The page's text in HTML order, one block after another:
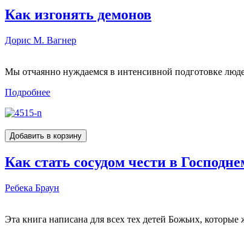
Как изгонять демонов
Дорис М. Вагнер
Мы отчаянно нуждаемся в интенсивной подготовке
Подробнее
Как стать сосудом чести в
Ребека Браун
Эта книга написана для всех тех детей Божьих,